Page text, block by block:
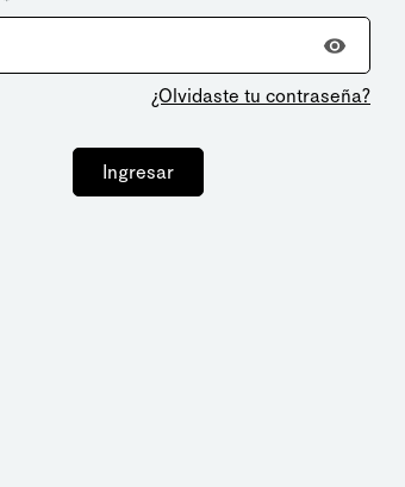
¿Olvidaste tu contraseña?
Ingresar